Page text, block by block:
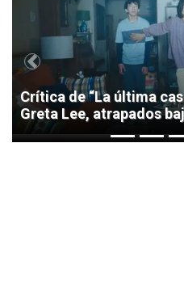
Crítica de “La última
Greta Lee, atrapados
Previous